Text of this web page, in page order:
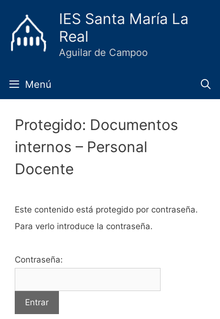
contenido
IES Santa María La
Real
Aguilar de Campoo
Menú
Protegido: Documentos
internos – Personal
Docente
Este contenido está protegido por contraseña.
Para verlo introduce la contraseña.
Contraseña: